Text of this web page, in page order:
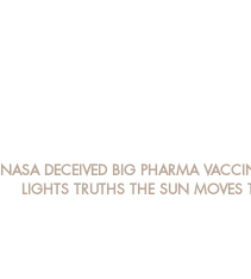
NASA DECEIVED BIG PHARMA
LIGHTS TRUTHS THE SUN MOVES